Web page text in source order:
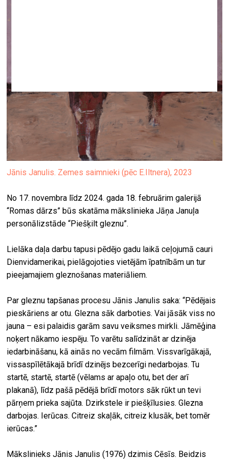
Jānis Janulis. Zemes saimnieki (pēc E.Iltnera), 2023
No 17. novembra līdz 2024. gada 18. februārim galerijā
“Romas dārzs” būs skatāma mākslinieka Jāņa Januļa
personālizstāde “Piešķilt gleznu”.
Lielāka daļa darbu tapusi pēdējo gadu laikā ceļojumā cauri
Dienvidamerikai, pielāgojoties vietējām īpatnībām un tur
pieejamajiem gleznošanas materiāliem.
Par gleznu tapšanas procesu Jānis Janulis saka: “Pēdējais
pieskāriens ar otu. Glezna sāk darboties. Vai jāsāk viss no
jauna – esi palaidis garām savu veiksmes mirkli. Jāmēģina
noķert nākamo iespēju. To varētu salīdzināt ar dzinēja
iedarbināšanu, kā ainās no vecām filmām. Vissvarīgākajā,
vissaspīlētākajā brīdī dzinējs bezcerīgi nedarbojas. Tu
startē, startē, startē (vēlams ar apaļo otu, bet der arī
plakanā), līdz pašā pēdējā brīdī motors sāk rūkt un tevi
pārņem prieka sajūta. Dzirkstele ir piešķīlusies. Glezna
darbojas. Ierūcas. Citreiz skaļāk, citreiz klusāk, bet tomēr
ierūcas.”
Mākslinieks Jānis Janulis (1976) dzimis Cēsīs. Beidzis